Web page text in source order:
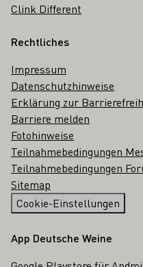
Clink Different
Rechtliches
Impressum
Datenschutzhinweise
Erklärung zur
Barriere melden
Fotohinweise
Teilnahmebedingungen
Teilnahmebedingungen
Sitemap
Cookie-Einstellungen
App Deutsche Weine